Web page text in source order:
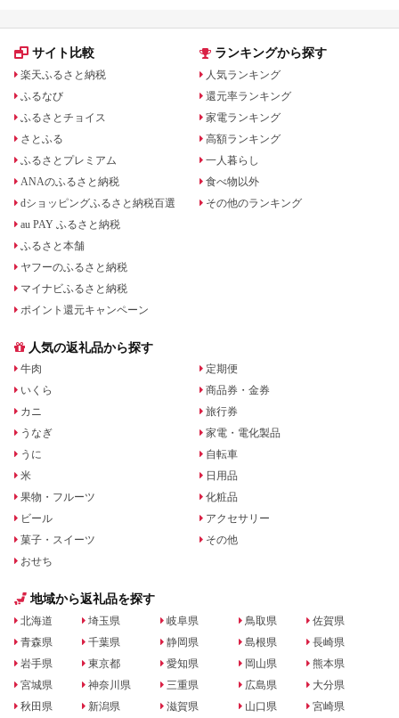
サイト比較
楽天ふるさと納税
ふるなび
ふるさとチョイス
さとふる
ふるさとプレミアム
ANAのふるさと納税
dショッピングふるさと納税百選
au PAY ふるさと納税
ふるさと本舗
ヤフーのふるさと納税
マイナビふるさと納税
ポイント還元キャンペーン
ランキングから探す
人気ランキング
還元率ランキング
家電ランキング
高額ランキング
一人暮らし
食べ物以外
その他のランキング
人気の返礼品から探す
牛肉
いくら
カニ
うなぎ
うに
米
果物・フルーツ
ビール
菓子・スイーツ
おせち
定期便
商品券・金券
旅行券
家電・電化製品
自転車
日用品
化粧品
アクセサリー
その他
地域から返礼品を探す
北海道
青森県
岩手県
宮城県
秋田県
埼玉県
千葉県
東京都
神奈川県
新潟県
岐阜県
静岡県
愛知県
三重県
滋賀県
鳥取県
島根県
岡山県
広島県
山口県
佐賀県
長崎県
熊本県
大分県
宮崎県